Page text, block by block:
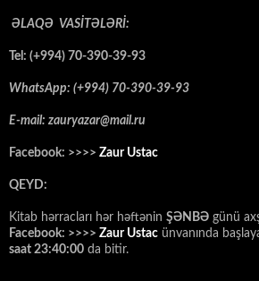
ƏLAQƏ VASİTƏLƏRİ:
Tel: (+994) 70-390-39-93
WhatsApp: (+994) 70-390-39-93
E-mail: zauryazar@mail.ru
Facebook: >>>> Zaur Ustac
QEYD:
Kitab hərracları hər həftənin ŞƏNBƏ günü
Facebook: >>>> Zaur Ustac ünvanında
saat 23:40:00 da bitir.